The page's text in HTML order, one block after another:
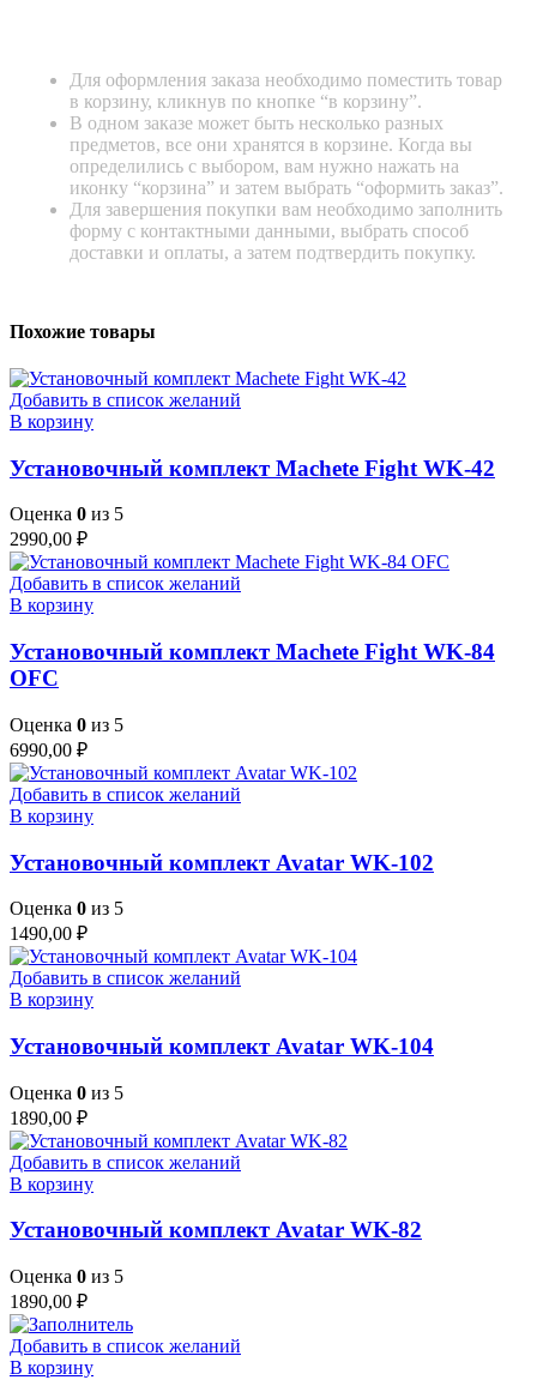
Для оформления заказа необходимо поместить товар
в корзину, кликнув по кнопке “в корзину”.
В одном заказе может быть несколько разных
предметов, все они хранятся в корзине. Когда вы
определились с выбором, вам нужно нажать на
иконку “корзина” и затем выбрать “оформить заказ”.
Для завершения покупки вам необходимо заполнить
форму с контактными данными, выбрать способ
доставки и оплаты, а затем подтвердить покупку.
Похожие товары
Добавить в список желаний
В корзину
Установочный комплект Machete Fight WK-42
Оценка 0 из 5
2990,00 ₽
Добавить в список желаний
В корзину
Установочный комплект Machete Fight WK-84
OFC
Оценка 0 из 5
6990,00 ₽
Добавить в список желаний
В корзину
Установочный комплект Avatar WK-102
Оценка 0 из 5
1490,00 ₽
Добавить в список желаний
В корзину
Установочный комплект Avatar WK-104
Оценка 0 из 5
1890,00 ₽
Добавить в список желаний
В корзину
Установочный комплект Avatar WK-82
Оценка 0 из 5
1890,00 ₽
Добавить в список желаний
В корзину